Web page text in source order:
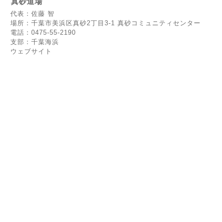
代表：佐藤 智
場所：千葉市美浜区真砂2丁目3-1 真砂コミュニティセンター
電話：0475-55-2190
支部：千葉海浜
ウェブサイト